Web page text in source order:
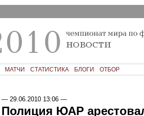
МАТЧИ СТАТИСТИКА БЛОГИ ОТБОР
— 29.06.2010 13:06—
Полиция ЮАР